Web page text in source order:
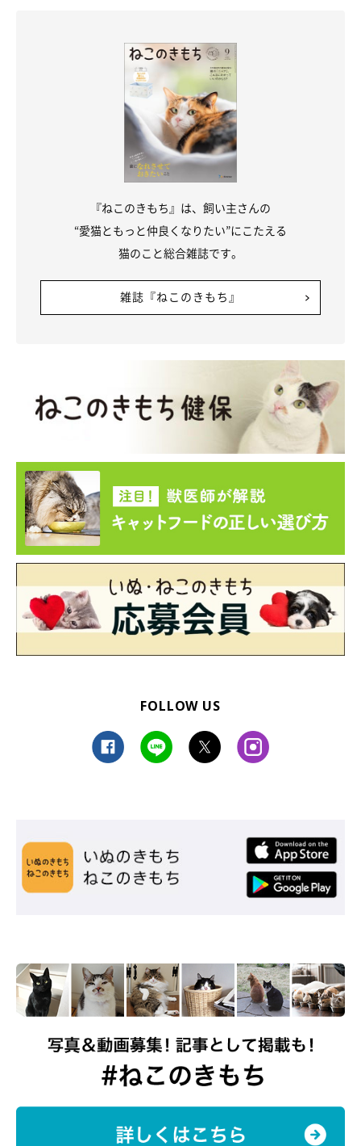
ねこのきもち投稿写真ギャラリー
左右対称の毛柄が生まれる原因は、母猫の体内で子猫の体がつく
られるとき、体の真ん中で色素細胞の定着した皮膚や被毛が細胞
といわれています。そうして成長していくことか
ら、左右対称の猫が多いのでしょう。
ただ、この細胞分裂はきれいな対象にならないことも多い
猫も白髪が出るの？
ねこのきもち投稿写真ギャラリー
髪の毛とは違いますが、人に白髪が生えるのと同じように、
老化現象のひとつとして白い毛が生えてくるようになります。毛
色によって目立たないこともあり個体差がありますが、
猫の場合
『ねこのきもち』は、飼い主さんの
“愛猫ともっと仲良くなりたい”にこたえる
猫のこと総合雑誌です。
雑誌『ねこのきもち』
FOLLOW US